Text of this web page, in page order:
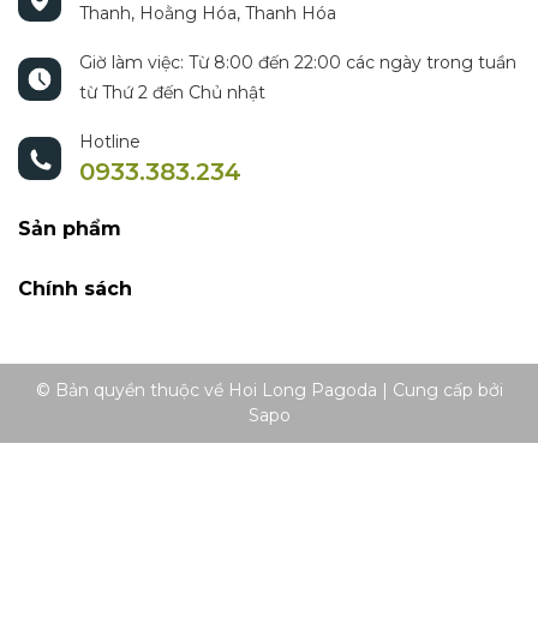
Thanh, Hoằng Hóa, Thanh Hóa
Giờ làm việc: Từ 8:00 đến 22:00 các ngày trong tuần
từ Thứ 2 đến Chủ nhật
Hotline
0933.383.234
Sản phẩm
Chính sách
© Bản quyền thuộc về Hoi Long Pagoda | Cung cấp bởi
Sapo